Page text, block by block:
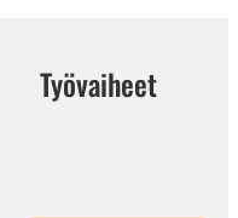
Työvaiheet